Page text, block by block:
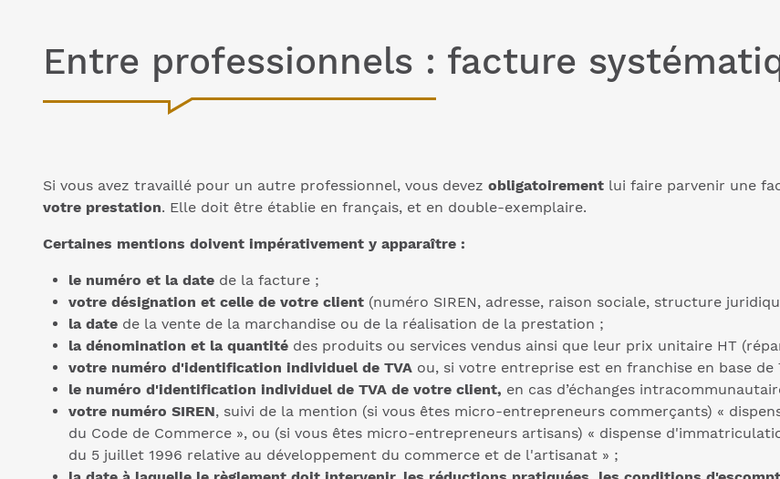
Entre professionnels : facture
Si vous avez travaillé pour un autre professionnel, vous devezobligatoirement lui faire parvenir une
votre prestation. Elle doit être établie en français, et en double-exemplaire.
Certaines mentions doivent impérativement y apparaître :
le numéro et la date de la facture ;
votre désignation et celle de votre client (numéro SIREN, adresse, raison sociale, structure
la date de la vente de la marchandise ou de la réalisation de la prestation ;
la dénomination et la quantité des produits ou services vendus ainsi que leur prix unitaire HT
votre numéro d'identification individuel de TVA ou, si votre entreprise est en franchise en base de
le numéro d'identification individuel de TVA de votre client, en cas d’échanges
votre numéro SIREN, suivi de la mention (si vous êtes micro-entrepreneurs commerçants) «
du Code de Commerce », ou (si vous êtes micro-entrepreneurs artisans) « dispense
du 5 juillet 1996 relative au développement du commerce et de l'artisanat » ;